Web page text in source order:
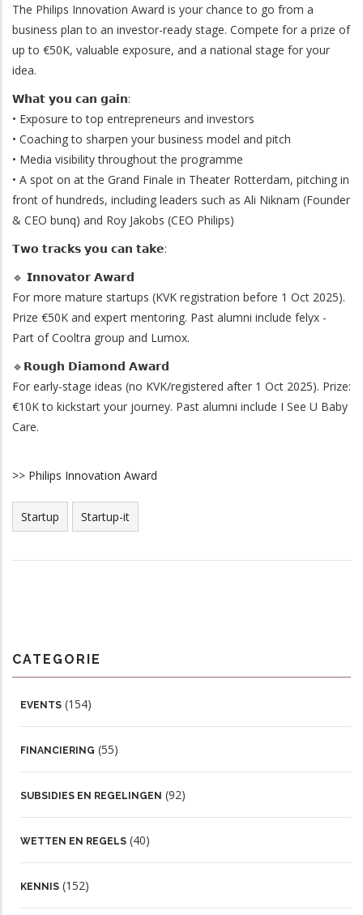
The Philips Innovation Award is your chance to go from a
business plan to an investor-ready stage. Compete for a prize of
up to €50K, valuable exposure, and a national stage for your
idea.
𝗪𝗵𝗮𝘁 𝘆𝗼𝘂 𝗰𝗮𝗻 𝗴𝗮𝗶𝗻:
• Exposure to top entrepreneurs and investors
• Coaching to sharpen your business model and pitch
• Media visibility throughout the programme
• A spot on at the Grand Finale in Theater Rotterdam, pitching in
front of hundreds, including leaders such as Ali Niknam (Founder
& CEO bunq) and Roy Jakobs (CEO Philips)
𝗧𝘄𝗼 𝘁𝗿𝗮𝗰𝗸𝘀 𝘆𝗼𝘂 𝗰𝗮𝗻 𝘁𝗮𝗸𝗲:
🔹 𝗜𝗻𝗻𝗼𝘃𝗮𝘁𝗼𝗿 𝗔𝘄𝗮𝗿𝗱
For more mature startups (KVK registration before 1 Oct 2025).
Prize €50K and expert mentoring. Past alumni include felyx -
Part of Cooltra group and Lumox.
🔹𝗥𝗼𝘂𝗴𝗵 𝗗𝗶𝗮𝗺𝗼𝗻𝗱 𝗔𝘄𝗮𝗿𝗱
For early-stage ideas (no KVK/registered after 1 Oct 2025). Prize:
€10K to kickstart your journey. Past alumni include I See U Baby
Care.
>> Philips Innovation Award
Startup Startup-it
CATEGORIE
EVENTS (154)
FINANCIERING (55)
SUBSIDIES EN REGELINGEN (92)
WETTEN EN REGELS (40)
KENNIS (152)